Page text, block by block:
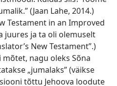
(Jaan Lahe, 2014.)
Testament in an Improved
juures ja ta oli olemuselt
New Testament”.)
nagu oleks Sõna
„jumalaks” (väikse
tõttu Jehoova loodute